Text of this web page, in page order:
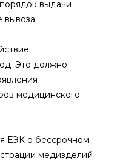
выдачи
Это должно
медицинского
ЕЭК о бессрочном
медизделий